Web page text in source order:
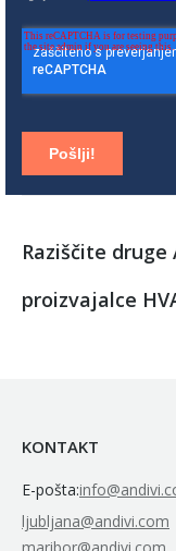
Raziščite druge
proizvajalce
KONTAKT
E-pošta:
ljubljana@andivi.com